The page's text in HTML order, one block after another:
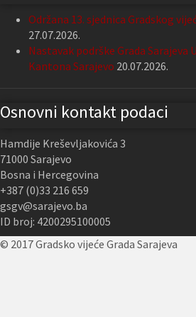
Održana 13. sjednica Gradskog
27.07.2026.
Nastavak podrške Grada Sarajeva
Kantona Sarajevo 20.07.2026.
Osnovni kontakt podaci
Hamdije Kreševljakovića 3
71000 Sarajevo
Bosna i Hercegovina
+387 (0)33 216 659
gsgv@sarajevo.ba
ID broj: 4200295100005
© 2017 Gradsko vijeće Grada Sarajeva